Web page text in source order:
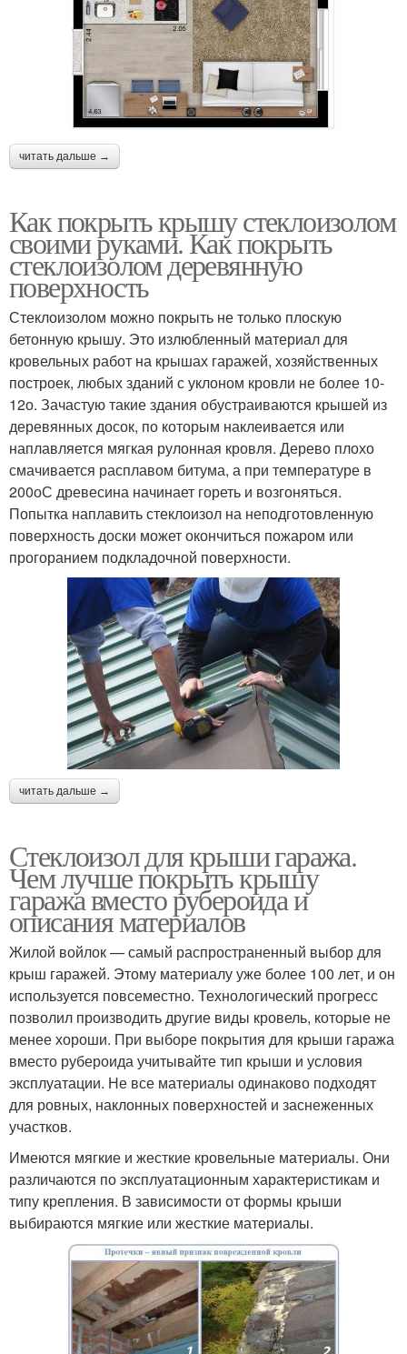
читать дальше →
Как покрыть крышу стеклоизолом
своими руками. Как покрыть
стеклоизолом деревянную
поверхность
Стеклоизолом можно покрыть не только плоскую
бетонную крышу. Это излюбленный материал для
кровельных работ на крышах гаражей, хозяйственных
построек, любых зданий с уклоном кровли не более 10-
12о. Зачастую такие здания обустраиваются крышей из
деревянных досок, по которым наклеивается или
наплавляется мягкая рулонная кровля. Дерево плохо
смачивается расплавом битума, а при температуре в
200оС древесина начинает гореть и возгоняться.
Попытка наплавить стеклоизол на неподготовленную
поверхность доски может окончиться пожаром или
прогоранием подкладочной поверхности.
читать дальше →
Стеклоизол для крыши гаража.
Чем лучше покрыть крышу
гаража вместо рубероида и
описания материалов
Жилой войлок — самый распространенный выбор для
крыш гаражей. Этому материалу уже более 100 лет, и он
используется повсеместно. Технологический прогресс
позволил производить другие виды кровель, которые не
менее хороши. При выборе покрытия для крыши гаража
вместо рубероида учитывайте тип крыши и условия
эксплуатации. Не все материалы одинаково подходят
для ровных, наклонных поверхностей и заснеженных
участков.
Имеются мягкие и жесткие кровельные материалы. Они
различаются по эксплуатационным характеристикам и
типу крепления. В зависимости от формы крыши
выбираются мягкие или жесткие материалы.